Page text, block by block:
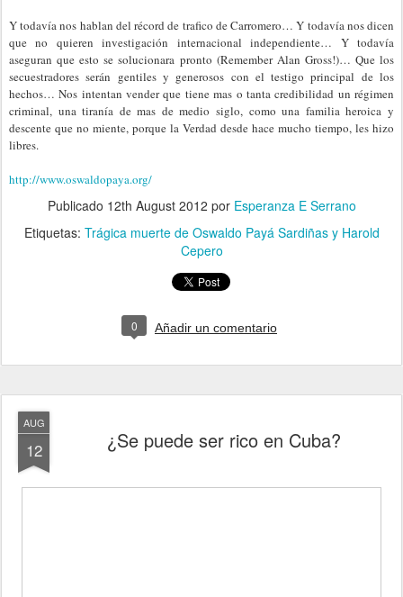
Y todavía nos hablan del récord de trafico de Carromero… Y todavía nos dicen
que no quieren investigación internacional independiente… Y todavía
aseguran que esto se solucionara pronto (Remember Alan Gross!)… Que los
secuestradores serán gentiles y generosos con el testigo principal de los
hechos… Nos intentan vender que tiene mas o tanta credibilidad un régimen
criminal, una tiranía de mas de medio siglo, como una familia heroica y
descente que no miente, porque la Verdad desde hace mucho tiempo, les hizo
libres.
http://www.oswaldopaya.org/
Publicado 12th August 2012 por Esperanza E Serrano
Etiquetas: Trágica muerte de Oswaldo Payá Sardiñas y Harold
Cepero
0 Añadir un comentario
AUG
12 ¿Se puede ser rico en Cuba?